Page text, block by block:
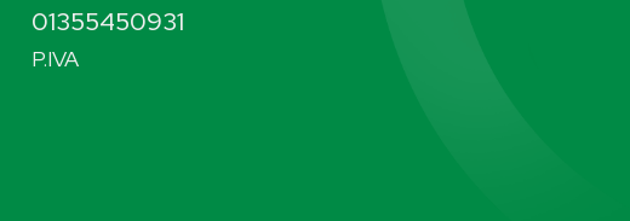
01355450931
P.IVA